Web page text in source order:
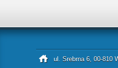
ul. Srebrna 6, 00-810